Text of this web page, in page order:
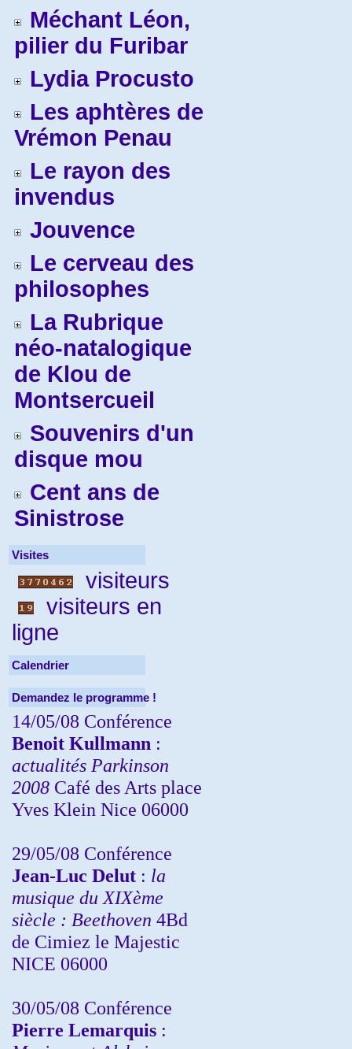
Méchant Léon,
pilier du Furibar
Lydia Procusto
Les aphtères de
Vrémon Penau
Le rayon des
invendus
Jouvence
Le cerveau des
philosophes
La Rubrique
néo-natalogique
de Klou de
Montsercueil
Souvenirs d'un
disque mou
Cent ans de
Sinistrose
Visites
visiteurs
visiteurs en
ligne
Calendrier
Demandez le programme !
14/05/08 Conférence
Benoit Kullmann :
actualités Parkinson
2008 Café des Arts place
Yves Klein Nice 06000
29/05/08 Conférence
Jean-Luc Delut : la
musique du XIXème
siècle : Beethoven 4Bd
de Cimiez le Majestic
NICE 06000
30/05/08 Conférence
Pierre Lemarquis :